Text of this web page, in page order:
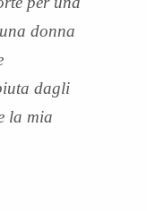
donna
dagli
la mia